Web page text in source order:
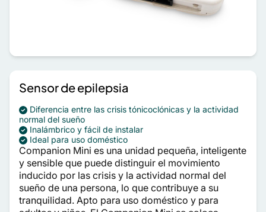
Sensor de epilepsia
Diferencia entre las crisis tónicoclónicas y la actividad
normal del sueño
Inalámbrico y fácil de instalar
Ideal para uso doméstico
Companion Mini es una unidad pequeña, inteligente
y sensible que puede distinguir el movimiento
inducido por las crisis y la actividad normal del
sueño de una persona, lo que contribuye a su
tranquilidad. Apto para uso doméstico y para